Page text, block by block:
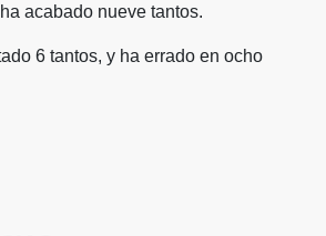
acabado nueve tantos.
6 tantos, y ha errado en ocho